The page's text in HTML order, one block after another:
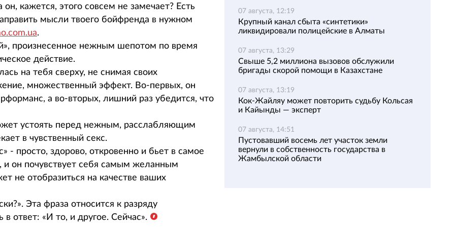
кажется, этого совсем не замечает? Есть
мысли твоего бойфренда в нужном
.
произнесенное нежным шепотом по время
действие.
на тебя сверху, не снимая своих
множественный эффект. Во-первых, он
а во-вторых, лишний раз убедится, что
устоять перед нежным, расслабляющим
в чувственный секс.
- просто, здорово, откровенно и бьет в самое
и он почувствует себя самым желанным
не отобразиться на качестве ваших
Эта фраза относится к разряду
ответ: «И то, и другое. Сейчас».
07 августа, 12:19
Крупный канал сбыта «синтетики»
ликвидировали полицейские в Алматы
07 августа, 13:29
Свыше 5,2 миллиона вызовов обслужили
бригады скорой помощи в Казахстане
07 августа, 13:19
Кок-Жайляу может повторить судьбу Кольсая
и Кайынды — эксперт
07 августа, 14:51
Пустовавший восемь лет участок земли
вернули в собственность государства в
Жамбылской области